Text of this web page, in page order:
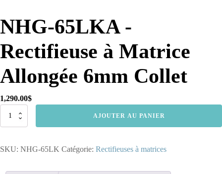
NHG-65LKA -
Rectifieuse à Matrice
Allongée 6mm Collet
1,290.00$
quantité
-
AJOUTER AU PANIER
SKU: NHG-65LK Catégorie: Rectifieuses à matrices